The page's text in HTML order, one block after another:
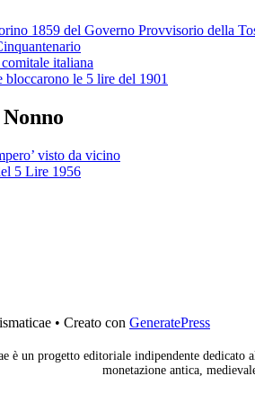
1859 del Governo Provvisorio della
italiana
bloccarono le 5 lire del 1901
visto da vicino
5 Lire 1956
• Creato con GeneratePress
è un progetto editoriale indipendente
monetazione antica,